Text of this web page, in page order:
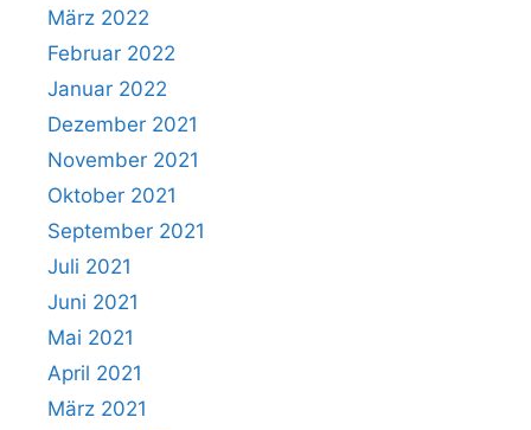
März 2022
Februar 2022
Januar 2022
Dezember 2021
November 2021
Oktober 2021
September 2021
Juli 2021
Juni 2021
Mai 2021
April 2021
März 2021